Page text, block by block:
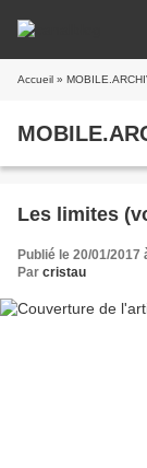
Accueil »
Les limites
Publié le 20/01/2017
Par cristau